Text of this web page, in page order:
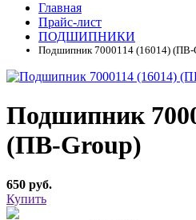
Главная
Прайс-лист
ПОДШИПНИКИ
Подшипник 7000114 (16014) (ПВ-
Подшипник
(ПВ-Group)
650 руб.
Купить